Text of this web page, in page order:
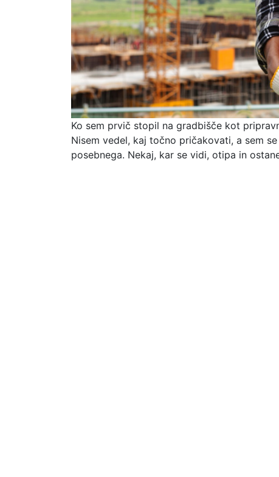
Ko sem prvič stopil na gradbišče kot
Nisem vedel, kaj točno pričakovati, a sem
posebnega. Nekaj, kar se vidi, otipa in